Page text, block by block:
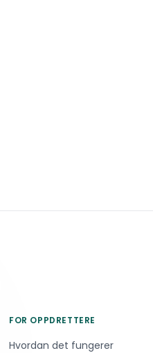
FOR OPPDRETTERE
Hvordan det fungerer